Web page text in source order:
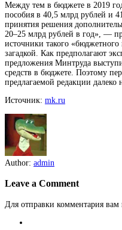
Между тем в бюджете в 2019
пособия в 40,5 млрд рублей и
принятия решения
20–25 млрд рублей в год», —
источники такого
загадкой. Как предполагают
предложения Минтруда
средств в бюджете. Поэтому
предлагаемой редакции далеко
Источник: mk.ru
Author: admin
Leave a Comment
Для отправки комментария вам